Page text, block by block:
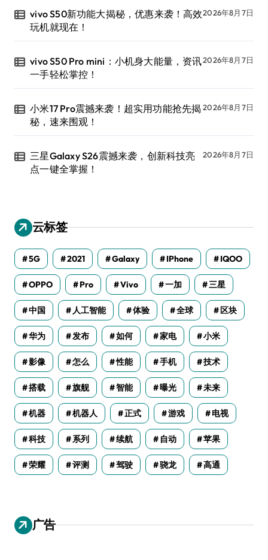
vivo S50新功能大揭秘，优惠来袭！高效
玩机就现在！
2026年8月7日
vivo S50 Pro mini：小机身大能量，资讯
一手轻松掌控！
2026年8月7日
小米17 Pro震撼来袭！超实用功能抢先揭
秘，速来围观！
2026年8月7日
三星Galaxy S26震撼来袭，创新科技亮
点一键全掌握！
2026年8月7日
云标签
5G 2021 Galaxy IPhone IQOO
OPPO Pro Vivo 一加 三星
中国 人工智能 体验 全球 区块
华为 发布 如何 家电 小米
影像 怎么 性能 手机 技术
搭载 旗舰 智能 曝光 未来
机器 机器人 正式 游戏 电视
科技 系列 续航 自动 苹果
荣耀 评测 驾驶 骁龙 高通
广告